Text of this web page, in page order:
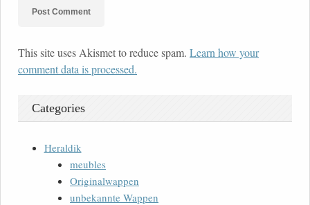
This site uses Akismet to reduce spam. Learn how your
comment data is processed.
Categories
Heraldik
meubles
Originalwappen
unbekannte Wappen